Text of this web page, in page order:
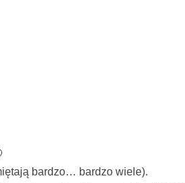
bardzo… bardzo wiele).